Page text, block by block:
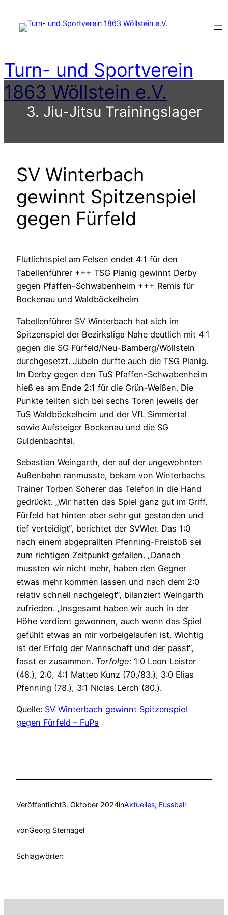
Inhalt
Turn- und Sportverein
1863 Wöllstein e.V.
3. Jiu-Jitsu Trainingslager
SV Winterbach
gewinnt Spitzenspiel
gegen Fürfeld
Flutlichtspiel am Felsen endet 4:1 für den
Tabellenführer +++ TSG Planig gewinnt Derby
gegen Pfaffen-Schwabenheim +++ Remis für
Bockenau und Waldböckelheim
Tabellenführer SV Winterbach hat sich im
Spitzenspiel der Bezirksliga Nahe deutlich mit 4:1
gegen die SG Fürfeld/Neu-Bamberg/Wöllstein
durchgesetzt. Jubeln durfte auch die TSG Planig.
Im Derby gegen den TuS Pfaffen-Schwabenheim
hieß es am Ende 2:1 für die Grün-Weißen. Die
Punkte teilten sich bei sechs Toren jeweils der
TuS Waldböckelheim und der VfL Simmertal
sowie Aufsteiger Bockenau und die SG
Guldenbachtal.
Sebastian Weingarth, der auf der ungewohnten
Außenbahn ranmusste, bekam von Winterbachs
Trainer Torben Scherer das Telefon in die Hand
gedrückt. „Wir hatten das Spiel ganz gut im Griff.
Fürfeld hat hinten aber sehr gut gestanden und
tief verteidigt“, berichtet der SVWler. Das 1:0
nach einem abgeprallten Pfenning-Freistoß sei
zum richtigen Zeitpunkt gefallen. „Danach
mussten wir nicht mehr, haben den Gegner
etwas mehr kommen lassen und nach dem 2:0
relativ schnell nachgelegt“, bilanziert Weingarth
zufrieden. „Insgesamt haben wir auch in der
Höhe verdient gewonnen, auch wenn das Spiel
gefühlt etwas an mir vorbeigelaufen ist. Wichtig
ist der Erfolg der Mannschaft und der passt“,
fasst er zusammen. Torfolge: 1:0 Leon Leister
(48.), 2:0, 4:1 Matteo Kunz (70./83.), 3:0 Elias
Pfenning (78.), 3:1 Niclas Lerch (80.).
Quelle: SV Winterbach gewinnt Spitzenspiel
gegen Fürfeld – FuPa
Veröffentlicht3. Oktober 2024inAktuelles, Fussball
vonGeorg Sternagel
Schlagwörter: